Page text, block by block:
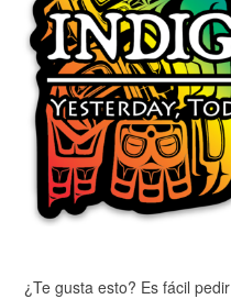
¿Te gusta esto? Es fácil pedir